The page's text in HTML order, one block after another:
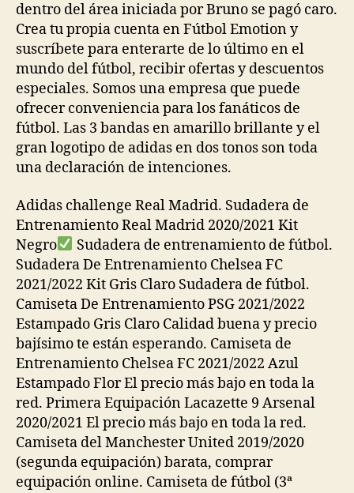
dentro del área iniciada por Bruno se pagó caro.
Crea tu propia cuenta en Fútbol Emotion y
suscríbete para enterarte de lo último en el
mundo del fútbol, recibir ofertas y descuentos
especiales. Somos una empresa que puede
ofrecer conveniencia para los fanáticos de
fútbol. Las 3 bandas en amarillo brillante y el
gran logotipo de adidas en dos tonos son toda
una declaración de intenciones.
Adidas challenge Real Madrid. Sudadera de
Entrenamiento Real Madrid 2020/2021 Kit
Negro
Sudadera de entrenamiento de fútbol.
Sudadera De Entrenamiento Chelsea FC
2021/2022 Kit Gris Claro Sudadera de fútbol.
Camiseta De Entrenamiento PSG 2021/2022
Estampado Gris Claro Calidad buena y precio
bajísimo te están esperando. Camiseta de
Entrenamiento Chelsea FC 2021/2022 Azul
Estampado Flor El precio más bajo en toda la
red. Primera Equipación Lacazette 9 Arsenal
2020/2021 El precio más bajo en toda la red.
Camiseta del Manchester United 2019/2020
(segunda equipación) barata, comprar
equipación online. Camiseta de fútbol (3ª